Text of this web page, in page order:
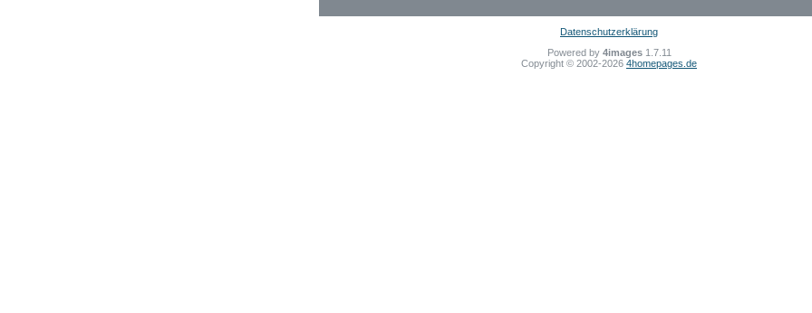
Datenschutzerklärung
Powered by 4images1.7.11
Copyright © 2002-2026 4homepages.de